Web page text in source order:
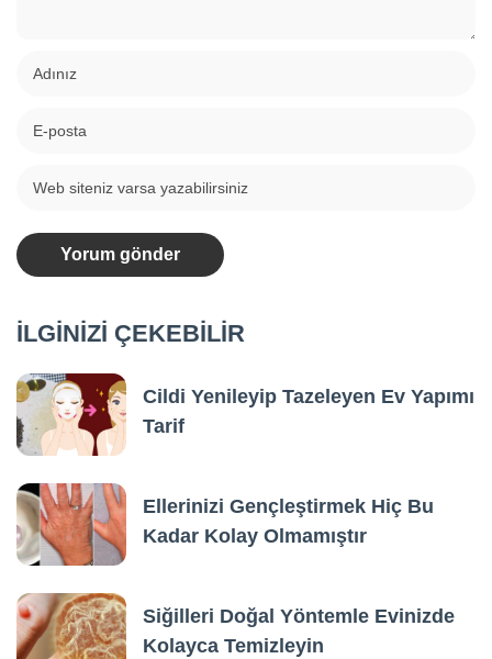
İLGİNİZİ ÇEKEBİLİR
Cildi Yenileyip Tazeleyen Ev Yapımı
Tarif
Ellerinizi Gençleştirmek Hiç Bu
Kadar Kolay Olmamıştır
Siğilleri Doğal Yöntemle Evinizde
Kolayca Temizleyin